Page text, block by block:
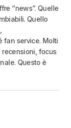
“news”. Quelle
Quello
fan service. Molti
recensioni, focus
Questo è